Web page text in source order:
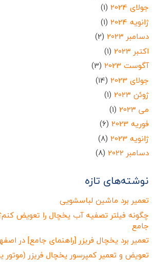
جولای 2024
(1)
ژانویه 2024
(1)
دسامبر 2023
(2)
اکتبر 2023
(1)
آگوست 2023
(3)
جولای 2023
(14)
ژوئن 2023
(1)
می 2023
(1)
فوریه 2023
(6)
ژانویه 2023
(8)
دسامبر 2022
(8)
نوشته‌های تازه
تعمیر برد ماشین لباسشویی
چگونه فیلتر تصفیه آب یخچال را تعویض
جامع
تعمیر برد یخچال فریزر [راهنمای جامع] در
تعویض و تعمیر کمپرسور یخچال فریزر (موتور